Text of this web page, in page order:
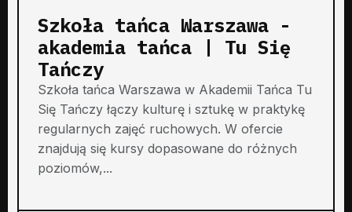
Szkoła tańca Warszawa -
akademia tańca | Tu Się
Tańczy
Szkoła tańca Warszawa w Akademii Tańca Tu
Się Tańczy łączy kulturę i sztukę w praktykę
regularnych zajęć ruchowych. W ofercie
znajdują się kursy dopasowane do różnych
poziomów,...